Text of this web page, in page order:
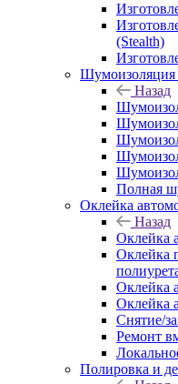
(Stealth)
Шумоизоляция
Назад
Полная
Оклейка
Назад
Оклейка
Оклейка
Оклейка
Оклейка
Снятие/
Ремонт
Полировка и